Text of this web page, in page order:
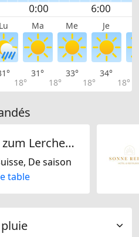
Lu Ma Me Je
18°
31°
18°
33°
18°
34°
18°
Landhaus zum Lerchenhof
De saison
table